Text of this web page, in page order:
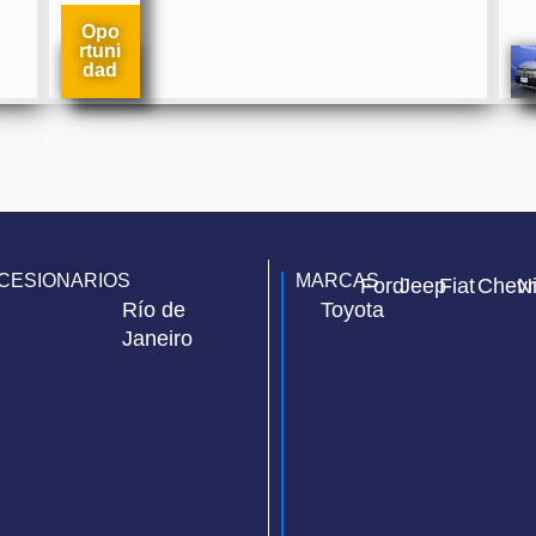
Opo
rtuni
dad
Río de
Janeiro
MARCAS
Toyota
FordJeepFiat